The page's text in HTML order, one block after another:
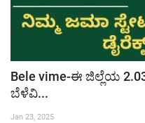
Bele vime-ಈ ಜಿಲ್ಲೆಯ
ಬೆಳೆವಿ...
Jan 23, 2025